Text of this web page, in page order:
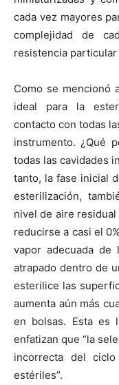
cada vez mayores
complejidad de
resistencia
Como se mencionó
ideal para la
contacto con todas
instrumento. ¿Qué
todas las cavidades
tanto, la fase inicial
esterilización,
nivel de aire
reducirse a casi el
vapor adecuada de
atrapado dentro de
esterilice las
aumenta aún más
en bolsas. Esta es
enfatizan que “la
incorrecta del
estériles”.